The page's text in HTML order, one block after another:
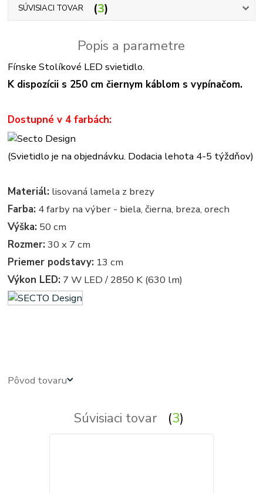
SÚVISIACI TOVAR 3
Popis a parametre
Fínske Stolíkové LED svietidlo.
K dispozícii s 250 cm čiernym káblom s vypínačom.
Dostupné v 4 farbách:
(Svietidlo je na objednávku. Dodacia lehota 4-5 týždňov)
Materiál: lisovaná lamela z brezy
Farba: 4 farby na výber - biela, čierna, breza, orech
Výška: 50 cm
Rozmer: 30 x 7 cm
Priemer podstavy: 13 cm
Výkon LED: 7 W LED / 2850 K (630 lm)
Pôvod tovaru
Súvisiaci tovar 3